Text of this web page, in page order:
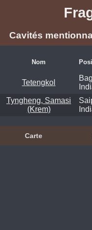
Cavités
Nom
Tetengkol
Tyngheng, Samasi
(Krem)
Carte